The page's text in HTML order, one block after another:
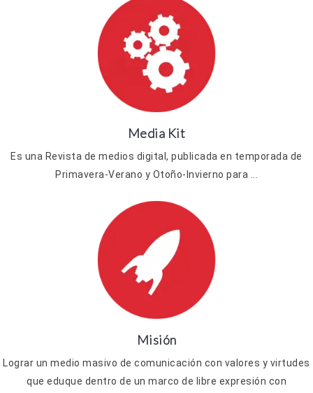
Media Kit
Es una Revista de medios digital, publicada en temporada de
Primavera-Verano y Otoño-Invierno para ...
Misión
Lograr un medio masivo de comunicación con valores y virtudes
que eduque dentro de un marco de libre expresión con